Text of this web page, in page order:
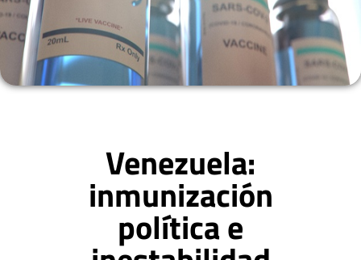
Venezuela:
inmunización
política e